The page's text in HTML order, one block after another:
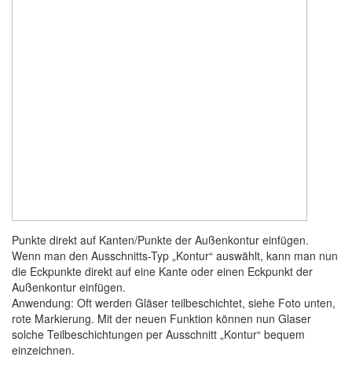
Punkte direkt auf Kanten/Punkte der Außenkontur einfügen.
Wenn man den Ausschnitts-Typ „Kontur“ auswählt, kann man nun
die Eckpunkte direkt auf eine Kante oder einen Eckpunkt der
Außenkontur einfügen.
Anwendung: Oft werden Gläser teilbeschichtet, siehe Foto unten,
rote Markierung. Mit der neuen Funktion können nun Glaser
solche Teilbeschichtungen per Ausschnitt „Kontur“ bequem
einzeichnen.